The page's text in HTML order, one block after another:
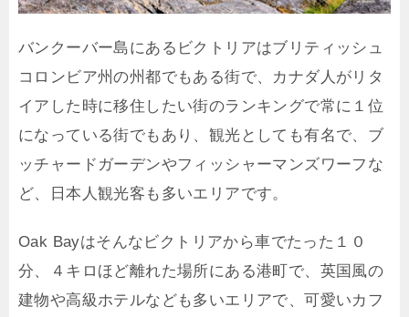
バンクーバー島にあるビクトリアはブリティッシュ
コロンビア州の州都でもある街で、カナダ人がリタ
イアした時に移住したい街のランキングで常に１位
になっている街でもあり、観光としても有名で、ブ
ッチャードガーデンやフィッシャーマンズワーフな
ど、日本人観光客も多いエリアです。
Oak Bayはそんなビクトリアから車でたった１０
分、４キロほど離れた場所にある港町で、英国風の
建物や高級ホテルなども多いエリアで、可愛いカフ